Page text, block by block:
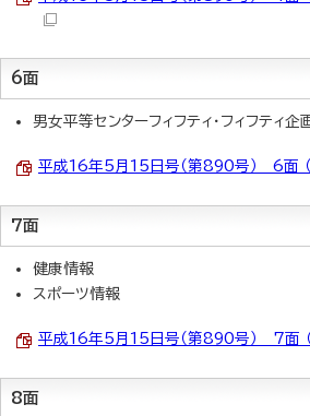
6面
男女平等センターフィフティ・フィフティ企
平成16年5月15日号（第890号） 6面
7面
健康情報
スポーツ情報
平成16年5月15日号（第890号） 7面
8面